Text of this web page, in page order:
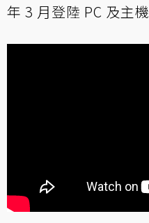
年 3 月登陸 PC 及主